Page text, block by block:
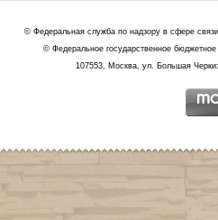
© Федеральная служба по надзору в сфере
© Федеральное государственное
107553, Москва, ул. Большая